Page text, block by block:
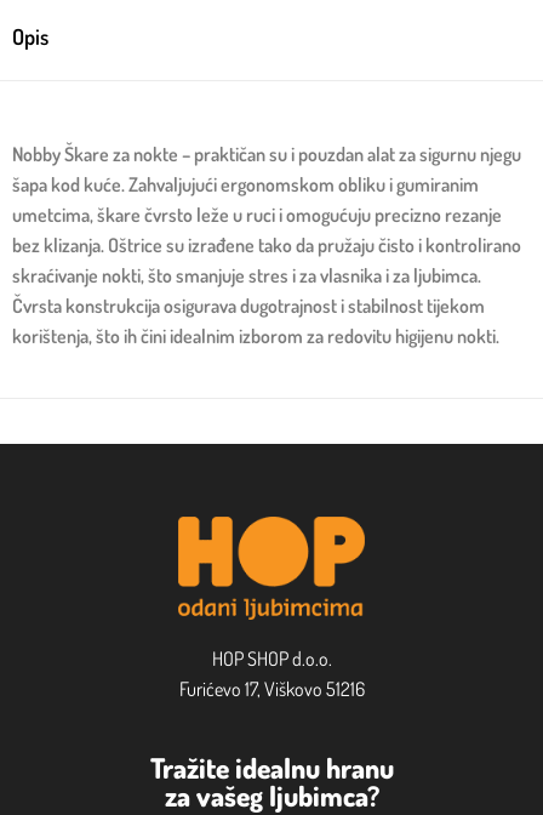
Opis
Nobby Škare za nokte – praktičan su i pouzdan alat za sigurnu njegu
šapa kod kuće. Zahvaljujući ergonomskom obliku i gumiranim
umetcima, škare čvrsto leže u ruci i omogućuju precizno rezanje
bez klizanja. Oštrice su izrađene tako da pružaju čisto i kontrolirano
skraćivanje nokti, što smanjuje stres i za vlasnika i za ljubimca.
Čvrsta konstrukcija osigurava dugotrajnost i stabilnost tijekom
korištenja, što ih čini idealnim izborom za redovitu higijenu nokti.
HOP SHOP d.o.o.
Furićevo 17, Viškovo 51216
Tražite idealnu hranu
za vašeg ljubimca?